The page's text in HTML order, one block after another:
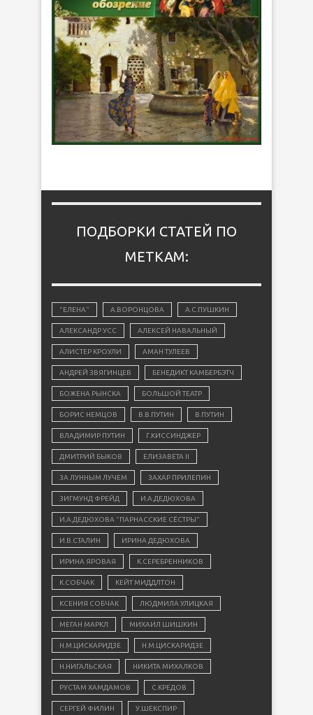
ПОДБОРКИ СТАТЕЙ ПО
МЕТКАМ:
"ЕЛЕНА" А.ВОРОНЦОВА А.С.ПУШКИН
АЛЕКСАНДР УСС АЛЕКСЕЙ НАВАЛЬНЫЙ
АЛИСТЕР КРОУЛИ АМАН ТУЛЕЕВ
АНДРЕЙ ЗВЯГИНЦЕВ БЕНЕДИКТ КАМБЕРБЭТЧ
БОЖЕНА РЫНСКА БОЛЬШОЙ ТЕАТР
БОРИС НЕМЦОВ В.В.ПУТИН В.ПУТИН
ВЛАДИМИР ПУТИН Г.КИССИНДЖЕР
ДМИТРИЙ БЫКОВ ЕЛИЗАВЕТА II
ЗА ЛУННЫМ ЛУЧЕМ ЗАХАР ПРИЛЕПИН
ЗИГМУНД ФРЕЙД И.А.ДЕДЮХОВА
И.А.ДЕДЮХОВА "ПАРНАССКИЕ СЁСТРЫ"
И.В.СТАЛИН ИРИНА ДЕДЮХОВА
ИРИНА ЯРОВАЯ К.СЕРЕБРЕННИКОВ
К.СОБЧАК КЕЙТ МИДДЛТОН
КСЕНИЯ СОБЧАК ЛЮДМИЛА УЛИЦКАЯ
МЕГАН МАРКЛ МИХАИЛ ШИШКИН
Н.М.ЦИСКАРИДЗЕ Н.М.ЦИСКАРИДЗЕ
Н.НИГАЛЬСКАЯ НИКИТА МИХАЛКОВ
РУСТАМ ХАМДАМОВ С.КРЕДОВ
СЕРГЕЙ ФИЛИН У.ШЕКСПИР